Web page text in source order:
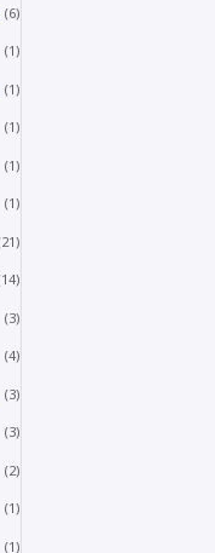
6
1
1
1
1
1
21
14
3
4
3
3
2
1
1